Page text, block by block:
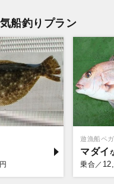
船釣りプラン
円
遊漁船ペ
マダイ
乗合／